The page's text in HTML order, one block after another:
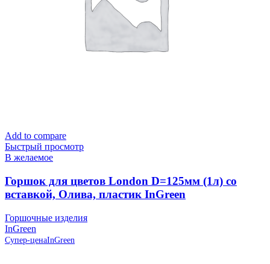
Add to compare
Быстрый просмотр
В желаемое
Горшок для цветов London D=125мм (1л) со
вставкой, Олива, пластик InGreen
Горшочные изделия
InGreen
Супер-ценаInGreen